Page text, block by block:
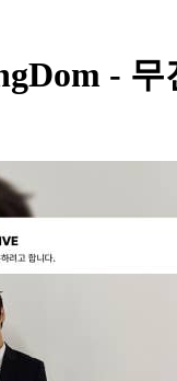
-